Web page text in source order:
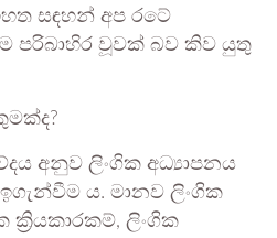
සඳහන් අප රටේ
පරිබාහිර වූවක් බව කිව යුතු
අනුව ලිංගික අධ්‍යාපනය
ය. මානව ලිංගික
ක්‍රියකාරකම්, ලිංගික